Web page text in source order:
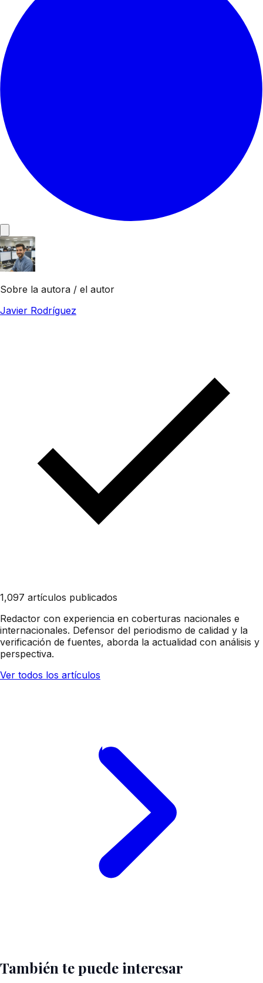
Sobre la autora / el autor
Javier Rodríguez
1,097 artículos publicados
Redactor con experiencia en coberturas nacionales e
internacionales. Defensor del periodismo de calidad y la
verificación de fuentes, aborda la actualidad con análisis y
perspectiva.
Ver todos los artículos
También te puede interesar